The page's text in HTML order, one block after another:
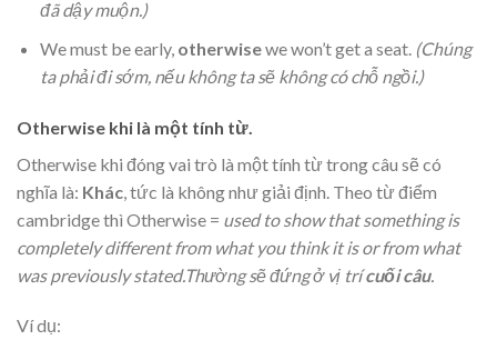
đã dậy muộn.)
We must be early, otherwisewe won’t get a seat. (Chúng
ta phải đi sớm, nếu không ta sẽ không có chỗ ngồi.)
Otherwise khi là một tính từ.
Otherwise khi đóng vai trò là một tính từ trong câu sẽ có
nghĩa là: Khác , tức là không như giải định. Theo từ điểm
cambridge thì Otherwise = used to show that something is
completely different from what you think it is or from what
was previously stated.Thường sẽ đứng ở vị trícuối câu.
Ví dụ: